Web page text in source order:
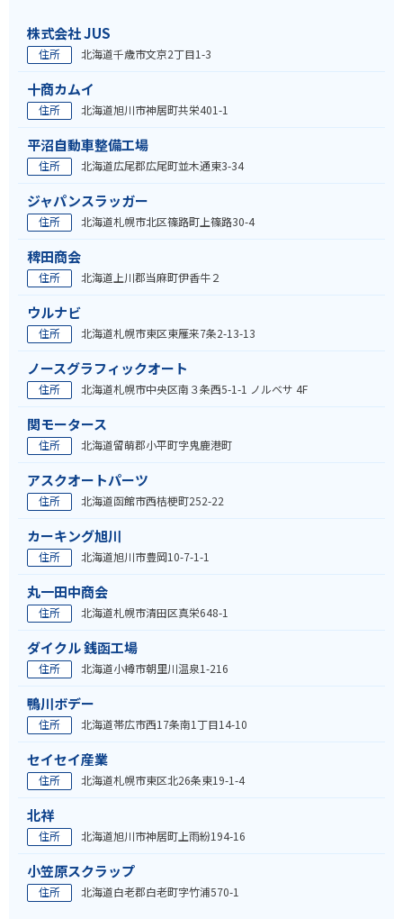
株式会社 JUS
住所 北海道千歳市文京2丁目1-3
十商カムイ
住所 北海道旭川市神居町共栄401-1
平沼自動車整備工場
住所 北海道広尾郡広尾町並木通東3-34
ジャパンスラッガー
住所 北海道札幌市北区篠路町上篠路30-4
稗田商会
住所 北海道上川郡当麻町伊香牛２
ウルナビ
住所 北海道札幌市東区東雁来7条2-13-13
ノースグラフィックオート
住所 北海道札幌市中央区南３条西5-1-1 ノルベサ 4F
関モータース
住所 北海道留萌郡小平町字鬼鹿港町
アスクオートパーツ
住所 北海道函館市西桔梗町252-22
カーキング旭川
住所 北海道旭川市豊岡10-7-1-1
丸一田中商会
住所 北海道札幌市清田区真栄648-1
ダイクル 銭函工場
住所 北海道小樽市朝里川温泉1-216
鴨川ボデー
住所 北海道帯広市西17条南1丁目14-10
セイセイ産業
住所 北海道札幌市東区北26条東19-1-4
北祥
住所 北海道旭川市神居町上雨紛194-16
小笠原スクラップ
住所 北海道白老郡白老町字竹浦570-1